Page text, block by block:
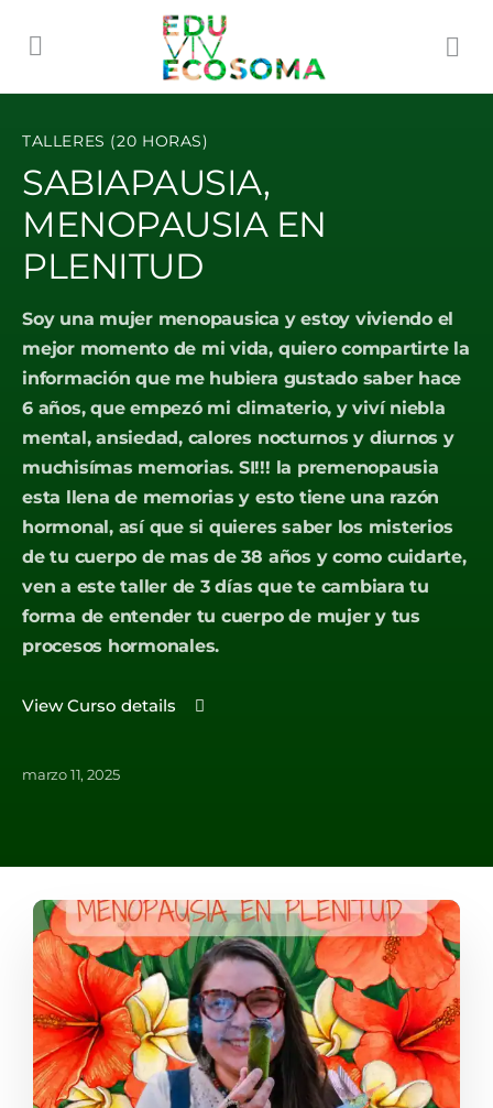
TALLERES (20 HORAS)
SABIAPAUSIA,
MENOPAUSIA EN
PLENITUD
Soy una mujer menopausica y estoy viviendo el
mejor momento de mi vida, quiero compartirte la
información que me hubiera gustado saber hace
6 años, que empezó mi climaterio, y viví niebla
mental, ansiedad, calores nocturnos y diurnos y
muchisímas memorias. SI!!! la premenopausia
esta llena de memorias y esto tiene una razón
hormonal, así que si quieres saber los misterios
de tu cuerpo de mas de 38 años y como cuidarte,
ven a este taller de 3 días que te cambiara tu
forma de entender tu cuerpo de mujer y tus
procesos hormonales.
View Curso details
marzo 11, 2025